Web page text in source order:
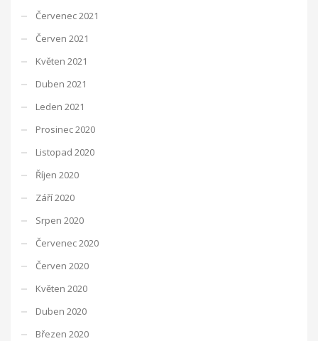
Červenec 2021
Červen 2021
Květen 2021
Duben 2021
Leden 2021
Prosinec 2020
Listopad 2020
Říjen 2020
Září 2020
Srpen 2020
Červenec 2020
Červen 2020
Květen 2020
Duben 2020
Březen 2020